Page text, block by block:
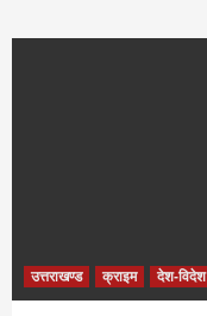
उत्तराखण्ड क्राइम देश-विदेश